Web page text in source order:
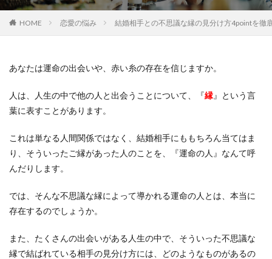
HOME 恋愛の悩み 結婚相手との不思議な縁の見分け方4pointを徹
あなたは運命の出会いや、赤い糸の存在を信じますか。
人は、人生の中で他の人と出会うことについて、『縁』という言
葉に表すことがあります。
これは単なる人間関係ではなく、結婚相手にももちろん当てはま
り、そういったご縁があった人のことを、『運命の人』なんて呼
んだりします。
では、そんな不思議な縁によって導かれる運命の人とは、本当に
存在するのでしょうか。
また、たくさんの出会いがある人生の中で、そういった不思議な
縁で結ばれている相手の見分け方には、どのようなものがあるの